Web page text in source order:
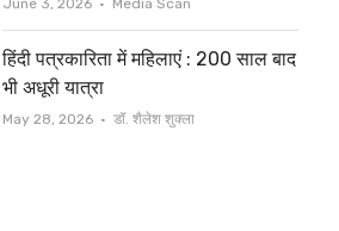
June 3, 2026 Media Scan
हिंदी पत्रकारिता में महिलाएं : 200 साल बाद
भी अधूरी यात्रा
May 28, 2026 Author
डॉ. शैलेश शुक्ला